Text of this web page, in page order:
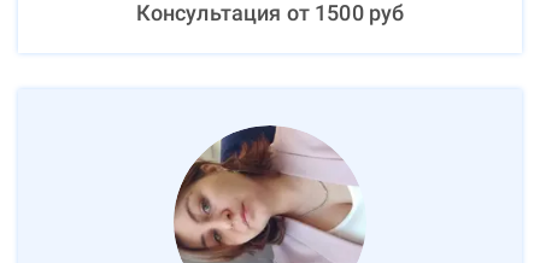
Консультация от 1500руб